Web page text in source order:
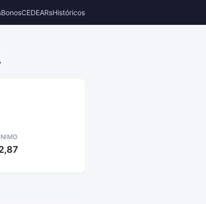
BonosCEDEARsHistóricos